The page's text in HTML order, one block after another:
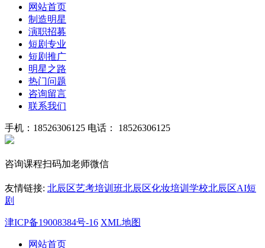
网站首页
制造明星
演职招募
短剧专业
短剧推广
明星之路
热门问题
咨询留言
联系我们
手机：18526306125 电话： 18526306125
咨询课程扫码加老师微信
友情链接: 北辰区艺考培训班北辰区化妆培训学校北辰区AI短
剧
津ICP备19008384号-16 XML地图
网站首页